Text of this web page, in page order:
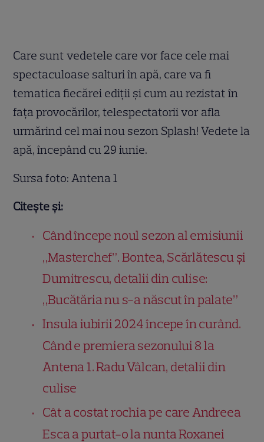
Care sunt vedetele care vor face cele mai
spectaculoase salturi în apă, care va fi
tematica fiecărei ediții și cum au rezistat în
fața provocărilor, telespectatorii vor afla
urmărind cel mai nou sezon Splash! Vedete la
apă, începând cu 29 iunie.
Sursa foto: Antena 1
Citește și:
Când începe noul sezon al emisiunii
„Masterchef”. Bontea, Scărlătescu și
Dumitrescu, detalii din culise:
„Bucătăria nu s-a născut în palate”
Insula iubirii 2024 începe în curând.
Când e premiera sezonului 8 la
Antena 1. Radu Vâlcan, detalii din
culise
Cât a costat rochia pe care Andreea
Esca a purtat-o la nunta Roxanei